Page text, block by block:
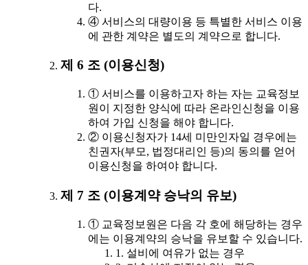
다.
④ 서비스의 대량이용 등 특별한 서비스 이용
에 관한 계약은 별도의 계약으로 합니다.
제 6 조 (이용신청)
① 서비스를 이용하고자 하는 자는 교육정보
원이 지정한 양식에 따라 온라인신청을 이용
하여 가입 신청을 해야 합니다.
② 이용신청자가 14세 미만인자일 경우에는
친권자(부모, 법정대리인 등)의 동의를 얻어
이용신청을 하여야 합니다.
제 7 조 (이용계약 승낙의 유보)
① 교육정보원은 다음 각 호에 해당하는 경우
에는 이용계약의 승낙을 유보할 수 있습니다.
1. 설비에 여유가 없는 경우